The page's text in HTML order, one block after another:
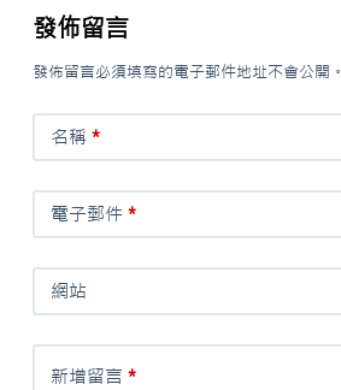
發佈留言
發佈留言必須填寫的電子郵件地址不會公開。
名稱 *
電子郵件*
網站
新增留言 *